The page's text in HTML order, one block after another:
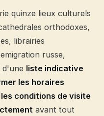
quinze lieux culturels
orthodoxes,
librairies
russe,
d'une liste indicative
les horaires
conditions de visite
avant tout